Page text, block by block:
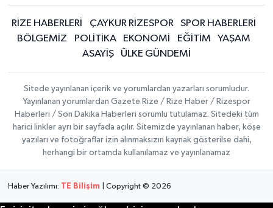
RİZE HABERLERİ ÇAYKUR RİZESPOR
SPOR HABERLERİ
BÖLGEMİZ
POLİTİKA EKONOMİ EĞİTİM
YAŞAM
ASAYİŞ
ÜLKE GÜNDEMİ
Sitede yayınlanan içerik ve yorumlardan yazarları sorumludur.
Yayınlanan yorumlardan Gazete Rize / Rize Haber / Rizespor
Haberleri / Son Dakika Haberleri sorumlu tutulamaz. Sitedeki tüm
harici linkler ayrı bir sayfada açılır. Sitemizde yayınlanan haber, köşe
yazıları ve fotoğraflar izin alınmaksızın kaynak gösterilse dahi,
herhangi bir ortamda kullanılamaz ve yayınlanamaz
Haber Yazılımı: TE Bilişim | Copyright © 2026